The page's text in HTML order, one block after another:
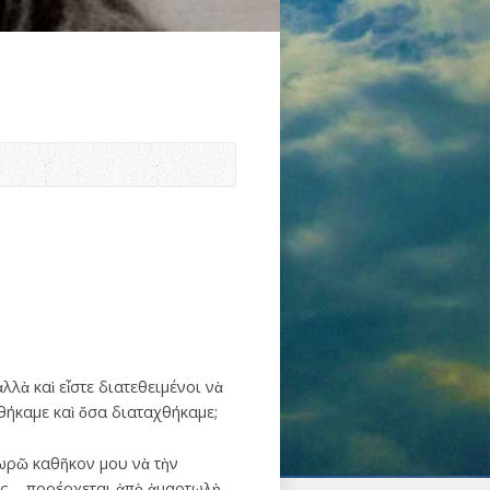
καὶ εἶστε διατεθειμένοι νὰ
καὶ ὅσα διαταχθήκαμε;
καθῆκον μου νὰ τὴν